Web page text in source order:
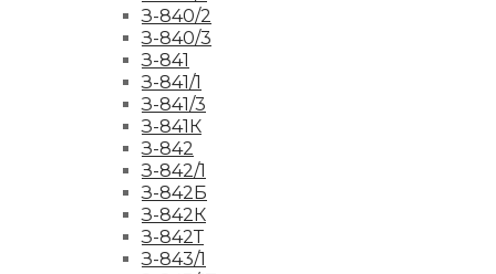
З-840/2
З-840/3
З-841
З-841/1
З-841/3
З-841К
З-842
З-842/1
З-842Б
З-842К
З-842Т
З-843/1